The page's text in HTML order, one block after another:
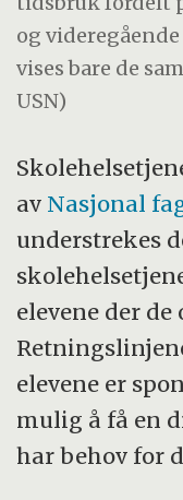
og
vises bare de
USN)
av Nasjonal
understrekes
elevene der
elevene er
mulig å få en
har behov for